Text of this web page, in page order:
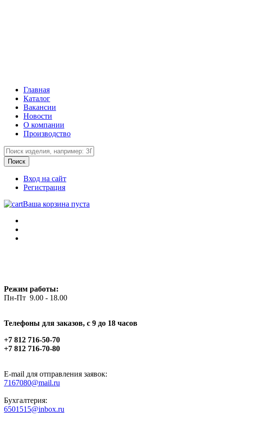
Главная
Каталог
Вакансии
Новости
О компании
Производство
Вход на сайт
Регистрация
Ваша корзина пуста
Режим работы:
Пн-Пт 9.00 - 18.00
Телефоны для заказов, c 9 до 18 часов
+7 812 716-50-70
+7 812 716-70-80
E-mail для отправления заявок:
7167080@mail.ru
Бухгалтерия:
6501515@inbox.ru